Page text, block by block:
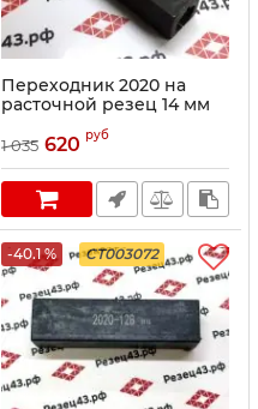
Переходник 2020 на
расточной резец 14 мм
1 035 620 руб
-40.1 % CT003072